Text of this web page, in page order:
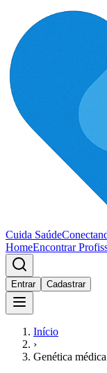
Cuida Saúde
HomeEncontrar
Entrar Cadastrar
Início
›
Genética médica